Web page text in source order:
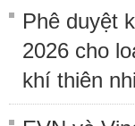
Phê duyệt
2026 cho
khí thiên